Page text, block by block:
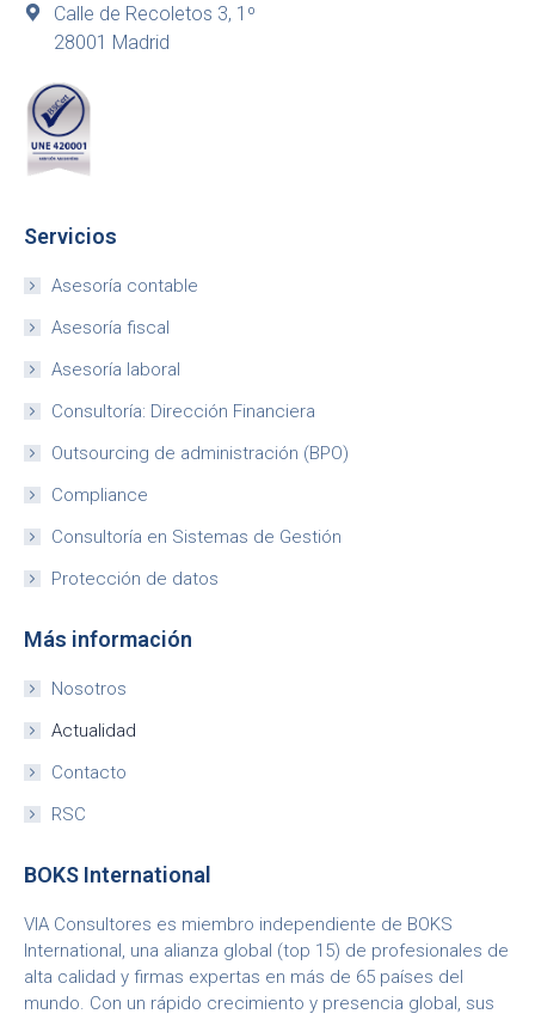
Calle de Recoletos 3, 1º
28001 Madrid
Servicios
Asesoría contable
Asesoría fiscal
Asesoría laboral
Consultoría: Dirección Financiera
Outsourcing de administración (BPO)
Compliance
Consultoría en Sistemas de Gestión
Protección de datos
Más información
Nosotros
Actualidad
Contacto
RSC
BOKS International
VIA Consultores es miembro independiente de BOKS
International, una alianza global (top 15) de profesionales de
alta calidad y firmas expertas en más de 65 países del
mundo. Con un rápido crecimiento y presencia global, sus